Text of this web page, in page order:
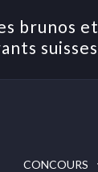
brunos et
suisses
CONCOURS